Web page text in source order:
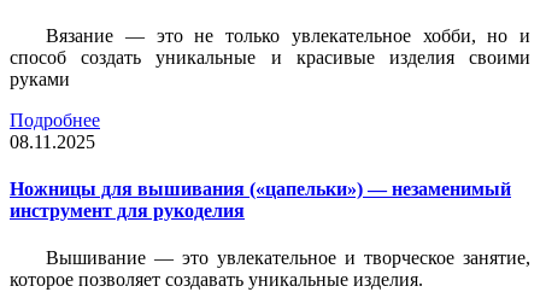
Вязание — это не только увлекательное хобби, но и
способ создать уникальные и красивые изделия своими
руками
Подробнее
08.11.2025
Ножницы для вышивания («цапельки») — незаменимый
инструмент для рукоделия
Вышивание — это увлекательное и творческое занятие,
которое позволяет создавать уникальные изделия.